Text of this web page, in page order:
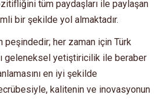
tüm paydaşları ile paylaşan
bir şekilde yol almaktadır.
peşindedir; her zaman için Türk
geleneksel yetiştiricilik ile beraber
en iyi şekilde
kalitenin ve inovasyonun